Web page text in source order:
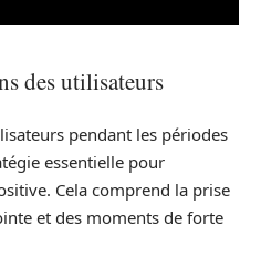
des utilisateurs
pendant les périodes
essentielle pour
Cela comprend la prise
et des moments de forte